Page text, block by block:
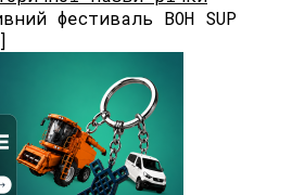
фестиваль BOH SUP